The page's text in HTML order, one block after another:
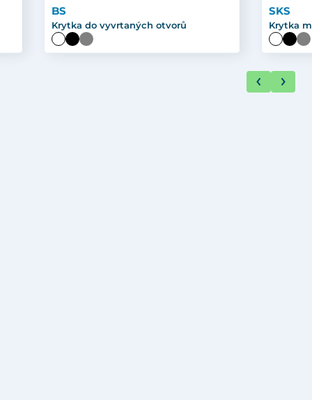
BS
Krytka do vyvrtaných otvorů
SKS
Krytka